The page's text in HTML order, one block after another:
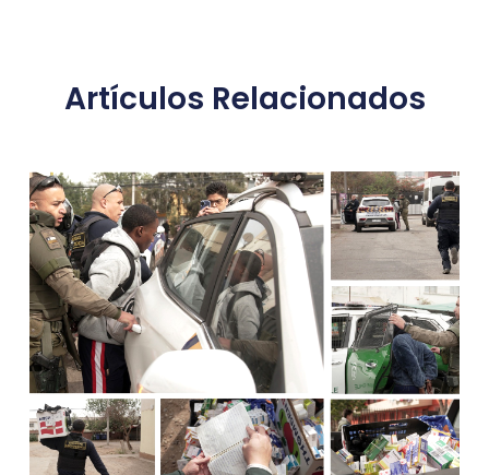
Artículos Relacionados